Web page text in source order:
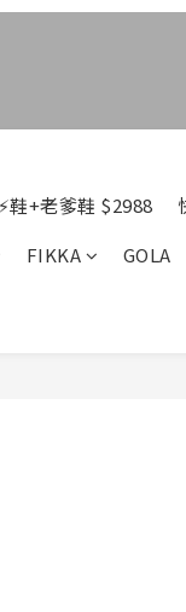
鞋+老爹鞋 $2988
FIKKA
GOLA